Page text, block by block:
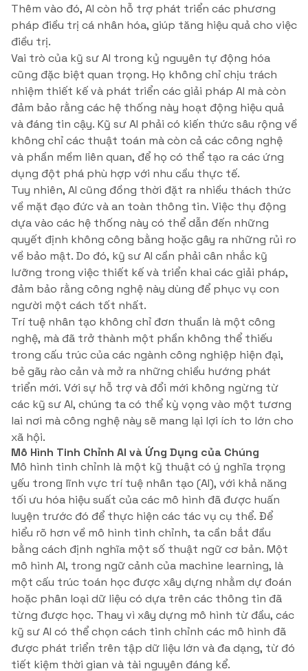
Thêm vào đó, AI còn hỗ trợ phát triển các phương
pháp điều trị cá nhân hóa, giúp tăng hiệu quả cho việc
điều trị.
Vai trò của kỹ sư AI trong kỷ nguyên tự động hóa
cũng đặc biệt quan trọng. Họ không chỉ chịu trách
nhiệm thiết kế và phát triển các giải pháp AI mà còn
đảm bảo rằng các hệ thống này hoạt động hiệu quả
và đáng tin cậy. Kỹ sư AI phải có kiến thức sâu rộng về
không chỉ các thuật toán mà còn cả các công nghệ
và phần mềm liên quan, để họ có thể tạo ra các ứng
dụng đột phá phù hợp với nhu cầu thực tế.
Tuy nhiên, AI cũng đồng thời đặt ra nhiều thách thức
về mặt đạo đức và an toàn thông tin. Việc thụ động
dựa vào các hệ thống này có thể dẫn đến những
quyết định không công bằng hoặc gây ra những rủi ro
về bảo mật. Do đó, kỹ sư AI cần phải cân nhắc kỹ
lưỡng trong việc thiết kế và triển khai các giải pháp,
đảm bảo rằng công nghệ này dùng để phục vụ con
người một cách tốt nhất.
Trí tuệ nhân tạo không chỉ đơn thuần là một công
nghệ, mà đã trở thành một phần không thể thiếu
trong cấu trúc của các ngành công nghiệp hiện đại,
bẻ gãy rào cản và mở ra những chiều hướng phát
triển mới. Với sự hỗ trợ và đổi mới không ngừng từ
các kỹ sư AI, chúng ta có thể kỳ vọng vào một tương
lai nơi mà công nghệ này sẽ mang lại lợi ích to lớn cho
xã hội.
Mô Hình Tinh Chỉnh AI và Ứng Dụng của Chúng
Mô hình tinh chỉnh là một kỹ thuật có ý nghĩa trọng
yếu trong lĩnh vực trí tuệ nhân tạo (AI), với khả năng
tối ưu hóa hiệu suất của các mô hình đã được huấn
luyện trước đó để thực hiện các tác vụ cụ thể. Để
hiểu rõ hơn về mô hình tinh chỉnh, ta cần bắt đầu
bằng cách định nghĩa một số thuật ngữ cơ bản. Một
mô hình AI, trong ngữ cảnh của machine learning, là
một cấu trúc toán học được xây dựng nhằm dự đoán
hoặc phân loại dữ liệu có dựa trên các thông tin đã
từng được học. Thay vì xây dựng mô hình từ đầu, các
kỹ sư AI có thể chọn cách tinh chỉnh các mô hình đã
được phát triển trên tập dữ liệu lớn và đa dạng, từ đó
tiết kiệm thời gian và tài nguyên đáng kể.